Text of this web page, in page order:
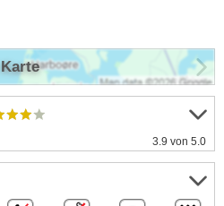
3.9 von 5.0
Karte